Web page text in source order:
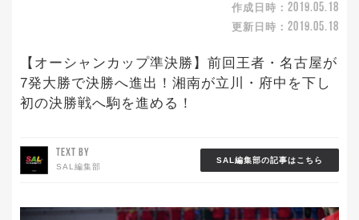
作成日時： 2019.05.18
更新日時： 2019.05.18
【オーシャンカップ準決勝】前回王者・名古屋が
7発大勝で決勝へ進出！湘南が立川・府中を下し
初の決勝戦へ駒を進める！
TEXT BY
SAL編集部
SAL編集部の記事はこちら